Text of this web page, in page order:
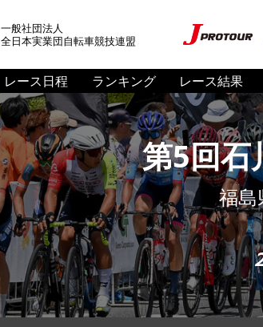
一般社団法人
全日本実業団自転車競技連盟
レース日程 ランキング レース結果
第5回石
福島